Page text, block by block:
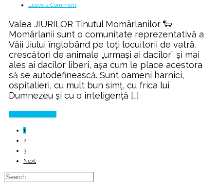
Leave a Commenton
Momârlanilor
din
Valea
JIURILOR
Valea JIURILOR Ţinutul Momârlanilor 🐑
Momârlanii sunt o comunitate reprezentativă a
Văii Jiului înglobând pe toţi locuitorii de vatră,
crescători de animale „urmaşi ai dacilor” şi mai
ales ai dacilor liberi, aşa cum le place acestora
să se autodefinească. Sunt oameni harnici,
ospitalieri, cu mult bun simţ, cu frica lui
Dumnezeu şi cu o inteligenţă […]
1
2
3
Next